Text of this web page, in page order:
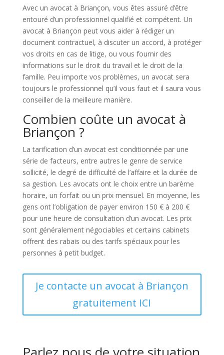
Avec un avocat à Briançon, vous êtes assuré d’être
entouré d’un professionnel qualifié et compétent. Un
avocat à Briançon peut vous aider à rédiger un
document contractuel, à discuter un accord, à protéger
vos droits en cas de litige, ou vous fournir des
informations sur le droit du travail et le droit de la
famille. Peu importe vos problèmes, un avocat sera
toujours le professionnel qu’il vous faut et il saura vous
conseiller de la meilleure manière.
Combien coûte un avocat à
Briançon ?
La tarification d’un avocat est conditionnée par une
série de facteurs, entre autres le genre de service
sollicité, le degré de difficulté de l’affaire et la durée de
sa gestion. Les avocats ont le choix entre un barème
horaire, un forfait ou un prix mensuel. En moyenne, les
gens ont l’obligation de payer environ 150 € à 200 €
pour une heure de consultation d’un avocat. Les prix
sont généralement négociables et certains cabinets
offrent des rabais ou des tarifs spéciaux pour les
personnes à petit budget.
Je contacte un avocat à Briançon
gratuitement ICI